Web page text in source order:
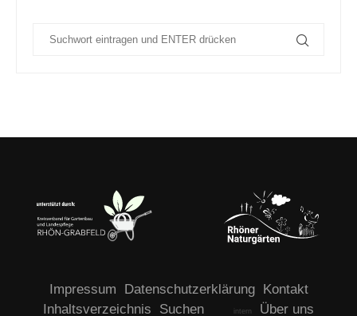
Impressum Datenschutzerklärung
Kontakt
Inhaltsverzeichnis
Suchen intern Über uns